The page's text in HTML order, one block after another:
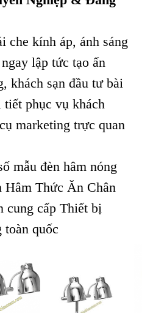
che kính áp, ánh sáng
lập tức tạo ấn
khách sạn đầu tư bài
phục vụ khách
marketing trực quan
mẫu đèn hâm nóng
Hâm Thức Ăn Chân
cung cấp Thiết bị
toàn quốc